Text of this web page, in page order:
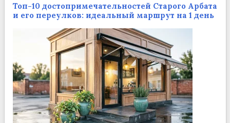
Топ-10 достопримечательностей Старого Арбата
и его переулков: идеальный маршрут на 1 день